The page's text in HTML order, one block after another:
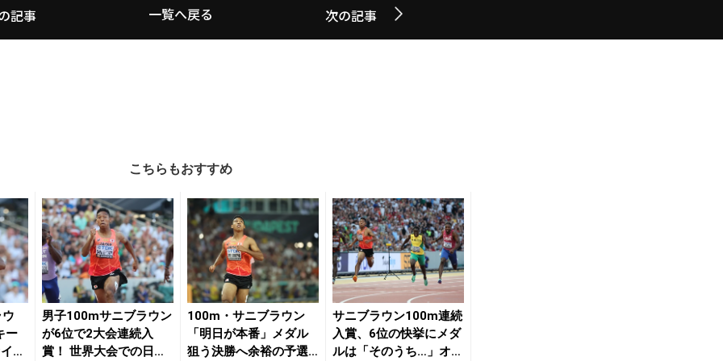
記事 一覧へ戻る 次の記事
こちらもおすすめ
ー
ナ
男子100mサニブラウン
が6位で2大会連続入
賞！ 世界大会での日本
100m・サニブラウン
「明日が本番」メダル
狙う決勝へ余裕の予選1
サニブラウン100m連続
入賞、6位の快挙にメダ
ルは「そのうち…」オレ